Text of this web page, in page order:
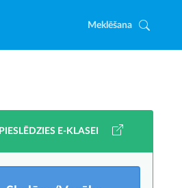
Meklēšana
PIESLĒDZIES E-KLASEI